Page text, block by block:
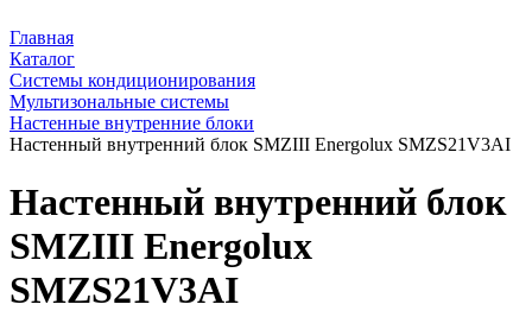
Главная
Каталог
Системы кондиционирования
Мультизональные системы
Настенные внутренние блоки
Настенный внутренний блок SMZIII Energolux SMZS21V3AI
Настенный внутренний блок
SMZIII Energolux
SMZS21V3AI